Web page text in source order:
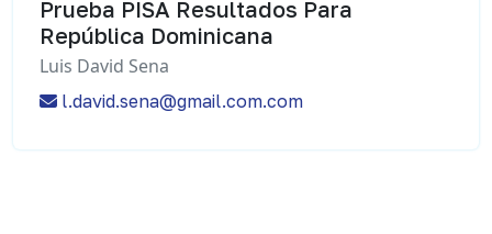
Prueba PISA Resultados Para
República Dominicana
Luis David Sena
l.david.sena@gmail.com.com